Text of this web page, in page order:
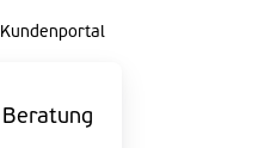
Kundenportal
Beratung